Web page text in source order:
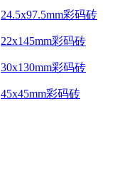
24.5x97.5mm彩码砖
22x145mm彩码砖
30x130mm彩码砖
45x45mm彩码砖